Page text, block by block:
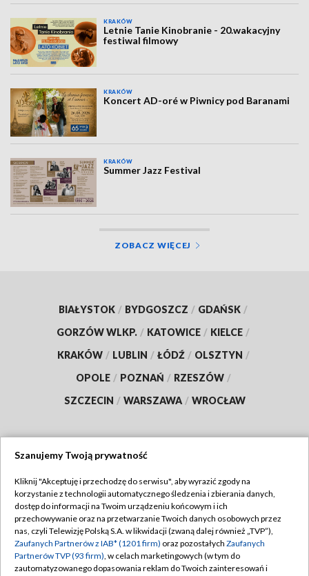
KRAKÓW
Letnie Tanie Kinobranie - 20.wakacyjny
festiwal filmowy
KRAKÓW
Koncert AD-oré w Piwnicy pod Baranami
KRAKÓW
Summer Jazz Festival
ZOBACZ WIĘCEJ
BIAŁYSTOK / BYDGOSZCZ / GDAŃSK /
GORZÓW WLKP. / KATOWICE / KIELCE /
KRAKÓW / LUBLIN / ŁÓDŹ / OLSZTYN /
OPOLE / POZNAŃ / RZESZÓW /
SZCZECIN / WARSZAWA / WROCŁAW
TVP
Abonament TVP
Emisja w TVP
Centrum informacji TVP
Regulamin TVP
Polityka prywatności
Moje zgody
Szanujemy Twoją prywatność
Kliknij "Akceptuję i przechodzę do serwisu", aby wyrazić zgody na
korzystanie z technologii automatycznego śledzenia i zbierania danych,
dostęp do informacji na Twoim urządzeniu końcowym i ich
przechowywanie oraz na przetwarzanie Twoich danych osobowych przez
nas, czyli Telewizję Polską S.A. w likwidacji (zwaną dalej również „TVP”),
Zaufanych Partnerów z IAB* (1201 firm) oraz pozostałych Zaufanych
Partnerów TVP (93 firm), w celach marketingowych (w tym do
zautomatyzowanego dopasowania reklam do Twoich zainteresowań i